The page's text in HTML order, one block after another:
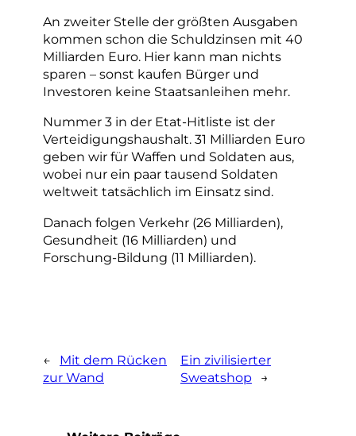
An zweiter Stelle der größten Ausgaben
kommen schon die Schuldzinsen mit 40
Milliarden Euro. Hier kann man nichts
sparen – sonst kaufen Bürger und
Investoren keine Staatsanleihen mehr.
Nummer 3 in der Etat-Hitliste ist der
Verteidigungshaushalt. 31 Milliarden Euro
geben wir für Waffen und Soldaten aus,
wobei nur ein paar tausend Soldaten
weltweit tatsächlich im Einsatz sind.
Danach folgen Verkehr (26 Milliarden),
Gesundheit (16 Milliarden) und
Forschung-Bildung (11 Milliarden).
←
Mit dem Rücken
zur Wand
Ein zivilisierter
Sweatshop
→